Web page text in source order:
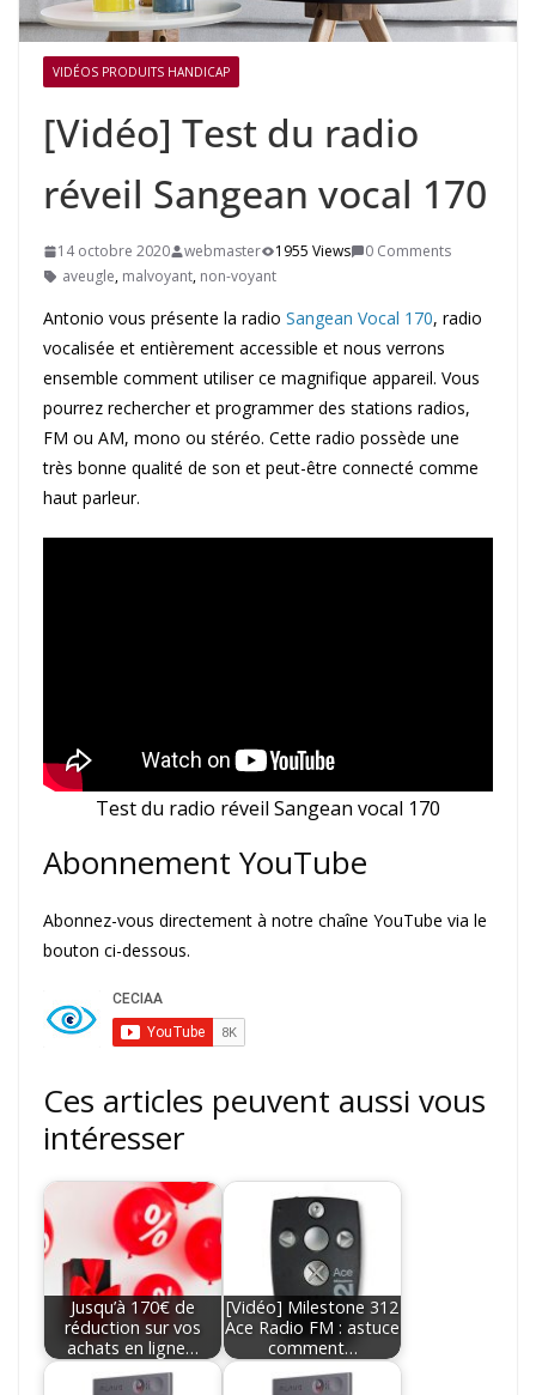
VIDÉOS PRODUITS HANDICAP
[Vidéo] Test du radio
réveil Sangean vocal 170
14 octobre 2020 webmaster 1955 Views
0 Comments
aveugle, malvoyant, non-voyant
Antonio vous présente la radio Sangean Vocal 170, radio
vocalisée et entièrement accessible et nous verrons
ensemble comment utiliser ce magnifique appareil. Vous
pourrez rechercher et programmer des stations radios,
FM ou AM, mono ou stéréo. Cette radio possède une
très bonne qualité de son et peut-être connecté comme
haut parleur.
Test du radio réveil Sangean vocal 170
Abonnement YouTube
Abonnez-vous directement à notre chaîne YouTube via le
bouton ci-dessous.
Ces articles peuvent aussi vous
intéresser
Jusqu’à 170€ de
réduction sur vos
achats en ligne…
[Vidéo] Milestone 312
Ace Radio FM : astuce
comment…